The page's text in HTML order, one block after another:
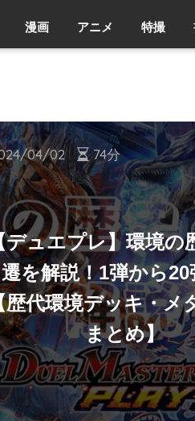
漫画 アニメ 特撮
デュエプレ】環境の
遷を解説！1弾から
歴代環境デッキ・メ
まとめ】
04/02 74分